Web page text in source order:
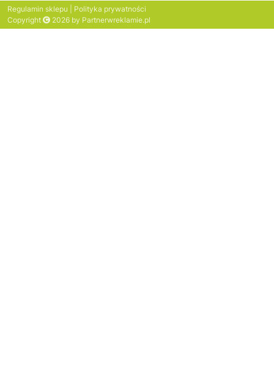
Regulamin sklepu
Polityka prywatności
Copyright
2026 by Partnerwreklamie.pl